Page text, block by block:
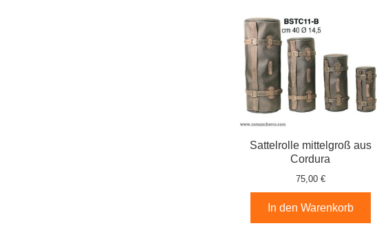
Sattelrolle mittelgroß aus
Cordura
75,00 €
In den Warenkorb